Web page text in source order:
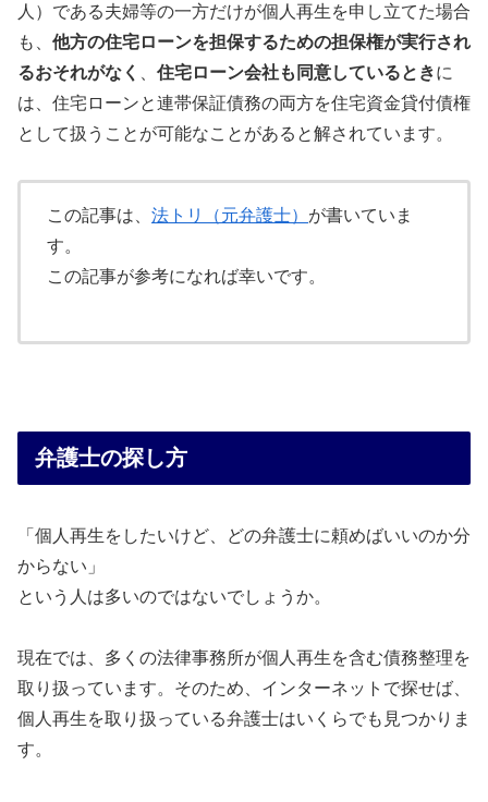
人）である夫婦等の一方だけが個人再生を申し立てた場合
も、 他方の住宅ローンを担保するための担保権が実行され
るおそれがなく
住宅ローン会社も同意しているときに
は、住宅ローンと連帯保証債務の両方を住宅資金貸付債権
として扱うことが可能なことがあると解されています。
この記事は、 法トリ（元弁護士） が書いていま
す。
この記事が参考になれば幸いです。
弁護士の探し方
「個人再生をしたいけど、どの弁護士に頼めばいいのか分
からない」
という人は多いのではないでしょうか。
現在では、多くの法律事務所が個人再生を含む債務整理を
取り扱っています。そのため、インターネットで探せば、
個人再生を取り扱っている弁護士はいくらでも見つかりま
す。